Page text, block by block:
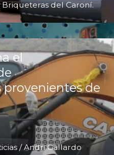
del Caroní.
el
provenientes de
/Andri Gallardo